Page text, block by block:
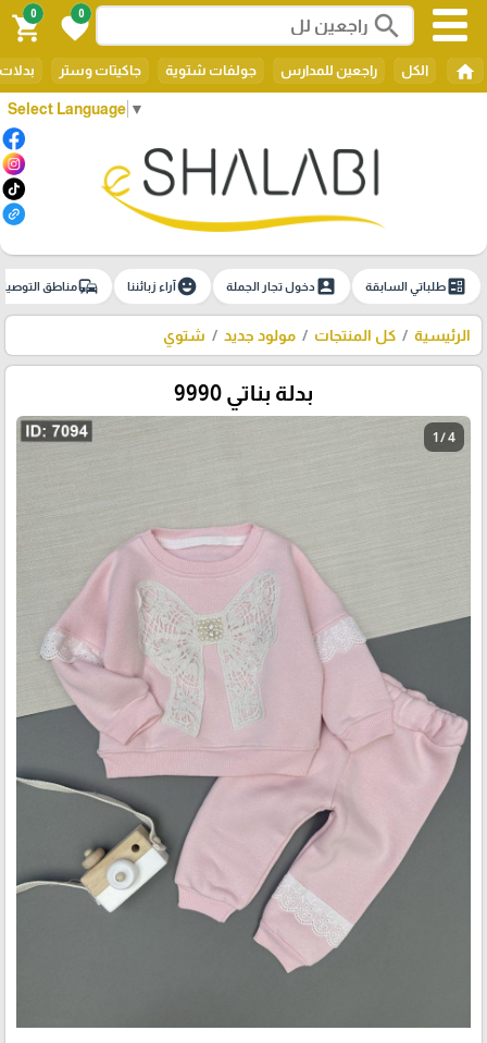
Select Language ▼
search
0
favorite
0
shopping_cart
home الكل راجعين للمدارس جولفات شتوية جاكيتات وستر
ballotطلباتي السابقة account_boxدخول تجار الجملة emoji_emotionsآراء زبائننا commuteمناطق
الرئيسية كل المنتجات مولود جديد شتوي
بدلة بناتي 9990
1 / 4